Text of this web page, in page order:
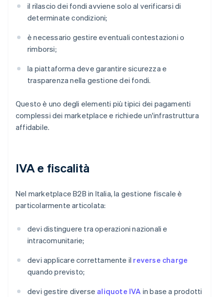
il rilascio dei fondi avviene solo al verificarsi di
determinate condizioni;
è necessario gestire eventuali contestazioni o
rimborsi;
la piattaforma deve garantire sicurezza e
trasparenza nella gestione dei fondi.
Questo è uno degli elementi più tipici dei pagamenti
complessi dei marketplace e richiede un'infrastruttura
affidabile.
IVA e fiscalità
Nel marketplace B2B in Italia, la gestione fiscale è
particolarmente articolata:
devi distinguere tra operazioni nazionali e
intracomunitarie;
devi applicare correttamente il reverse charge
quando previsto;
devi gestire diverse aliquote IVA in base a prodotti